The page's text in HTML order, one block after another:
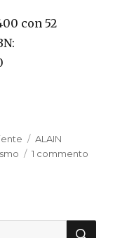
con 52
Tag
ALAIN
1 commento